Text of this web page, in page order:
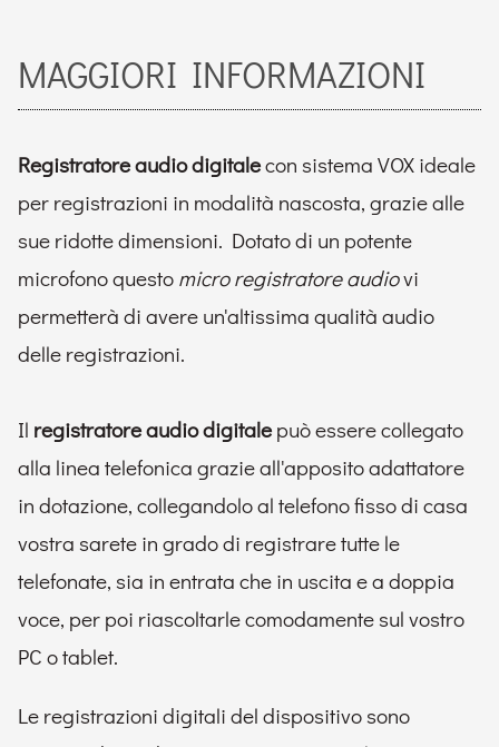
MAGGIORI INFORMAZIONI
Registratore audio digitalecon sistema VOX ideale
per registrazioni in modalità nascosta, grazie alle
sue ridotte dimensioni. Dotato di un potente
microfono questo micro registratore audiovi
permetterà di avere un'altissima qualità audio
delle registrazioni.
Il registratore audio digitalepuò essere collegato
alla linea telefonica grazie all'apposito adattatore
in dotazione, collegandolo al telefono fisso di casa
vostra sarete in grado di registrare tutte le
telefonate, sia in entrata che in uscita e a doppia
voce, per poi riascoltarle comodamente sul vostro
PC o tablet.
Le registrazioni digitali del dispositivo sono